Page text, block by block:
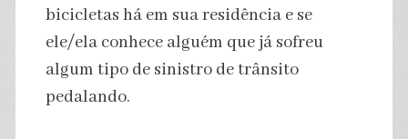
bicicletas há em sua residência e se
ele/ela conhece alguém que já sofreu
algum tipo de sinistro de trânsito
pedalando.